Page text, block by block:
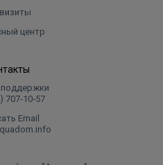
центр
707‑10‑57
Email